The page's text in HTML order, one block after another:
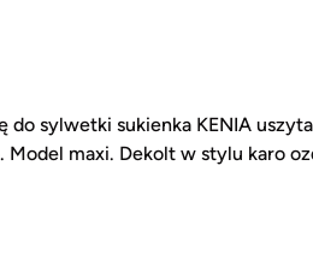
do sylwetki sukienka KENIA
Model maxi. Dekolt w stylu karo